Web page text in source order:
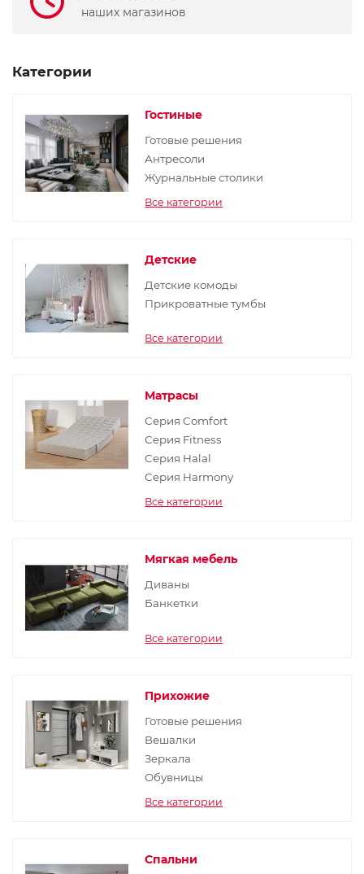
наших магазинов
Категории
Гостиные
Готовые решения
Антресоли
Журнальные столики
Все категории
Детские
Детские комоды
Прикроватные тумбы
Все категории
Матрасы
Серия Comfort
Серия Fitness
Серия Halal
Серия Harmony
Все категории
Мягкая мебель
Диваны
Банкетки
Все категории
Прихожие
Готовые решения
Вешалки
Зеркала
Обувницы
Все категории
Спальни